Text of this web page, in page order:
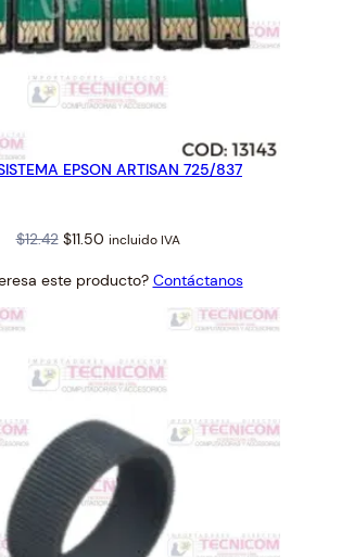
EPSON ARTISAN 725/837
$12.42 Original
was:
$11.50Current
is:
incluido IVA
este producto? Contáctanos